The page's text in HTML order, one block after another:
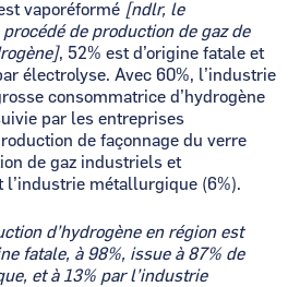
vaporéformé [ndlr, le
de production de gaz de
, 52% est d’origine fatale et
électrolyse. Avec 60%, l’industrie
consommatrice d’hydrogène
par les entreprises
de façonnage du verre
de gaz industriels et
l’industrie métallurgique (6%).
d’hydrogène en région est
fatale, à 98%, issue à 87% de
et à 13% par l’industrie